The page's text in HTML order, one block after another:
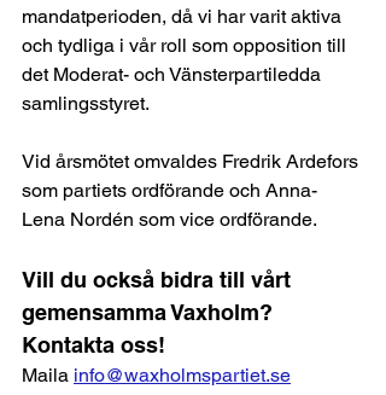
mandatperioden, då vi har varit aktiva
och tydliga i vår roll som opposition till
det Moderat- och Vänsterpartiledda
samlingsstyret.
Vid årsmötet omvaldes Fredrik Ardefors
som partiets ordförande och Anna-
Lena Nordén som vice ordförande.
Vill du också bidra till vårt
gemensamma Vaxholm?
Kontakta oss!
Maila info@waxholmspartiet.se